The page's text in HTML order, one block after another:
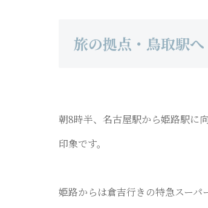
旅の拠点・鳥取駅へ
朝8時半、名古屋駅から姫路駅に
印象です。
姫路からは倉吉行きの特急スー